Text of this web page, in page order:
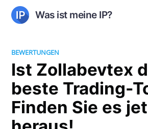
Was ist meine IP?
BEWERTUNGEN
Ist Zollabevtex
beste Trading-
Finden Sie es